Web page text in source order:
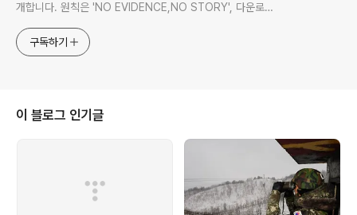
개합니다. 원칙은 'NO EVIDENCE,NO STORY', 다운로드
jesim56@gmail.com, 안보일때는 구글리더나 RSS로!!
구독하기
이 블로그 인기글